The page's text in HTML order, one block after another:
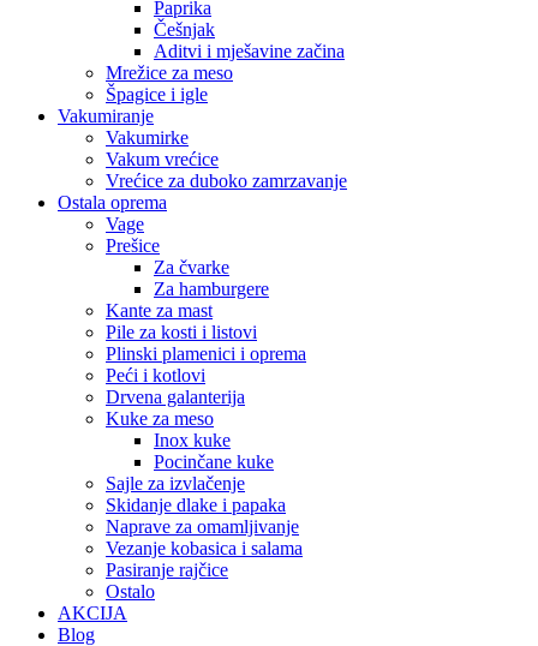
Paprika
Češnjak
Aditvi i mješavine začina
Mrežice za meso
Špagice i igle
Vakumiranje
Vakumirke
Vakum vrećice
Vrećice za duboko zamrzavanje
Ostala oprema
Vage
Prešice
Za čvarke
Za hamburgere
Kante za mast
Pile za kosti i listovi
Plinski plamenici i oprema
Peći i kotlovi
Drvena galanterija
Kuke za meso
Inox kuke
Pocinčane kuke
Sajle za izvlačenje
Skidanje dlake i papaka
Naprave za omamljivanje
Vezanje kobasica i salama
Pasiranje rajčice
Ostalo
AKCIJA
Blog